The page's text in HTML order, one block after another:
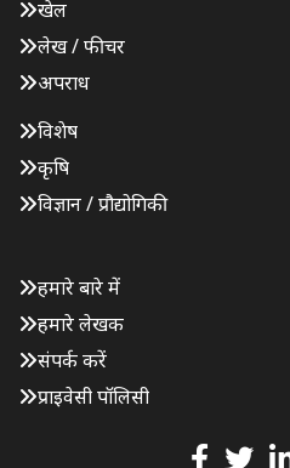
खेल
लेख / फीचर
अपराध
विशेष
कृषि
विज्ञान / प्रौद्योगिकी
हमारे बारे में
हमारे लेखक
संपर्क करें
प्राइवेसी पॉलिसी